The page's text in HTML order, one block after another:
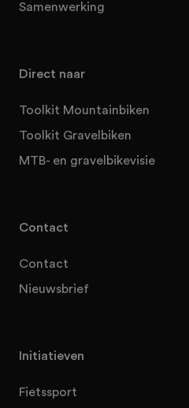
Samenwerking
Direct naar
Toolkit Mountainbiken
Toolkit Gravelbiken
MTB- en gravelbikevisie
Contact
Contact
Nieuwsbrief
Initiatieven
Fietssport